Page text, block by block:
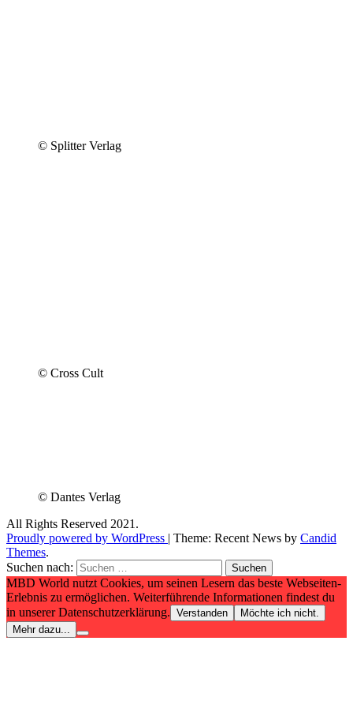
© Splitter Verlag
© Cross Cult
© Dantes Verlag
All Rights Reserved 2021.
Proudly powered by WordPress | Theme: Recent News by Candid
Themes.
Suchen nach:
MBD World nutzt Cookies, um seinen Lesern das beste Webseiten-
Erlebnis zu ermöglichen. Weiterführende Informationen findest du
in unserer Datenschutzerklärung. Verstanden
Möchte ich nicht.
Mehr dazu...